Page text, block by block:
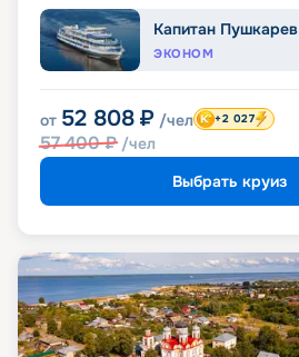
Капитан Пушкарев
ЭКОНОМ
от 52 808 ₽ /чел
57 400₽ /чел
+2 027
Выбрать круиз